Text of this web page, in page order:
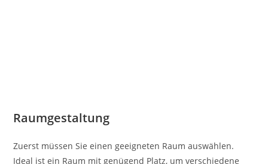
Raumgestaltung
Zuerst müssen Sie einen geeigneten Raum auswählen.
Ideal ist ein Raum mit genügend Platz, um verschiedene